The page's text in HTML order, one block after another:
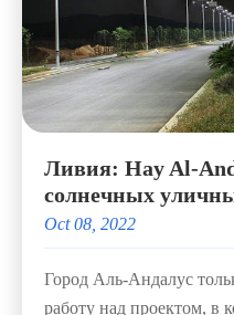
Ливия: Hay Al-
солнечных
Oct 08, 2022
Город Аль-Андалус
работу над проектом, в